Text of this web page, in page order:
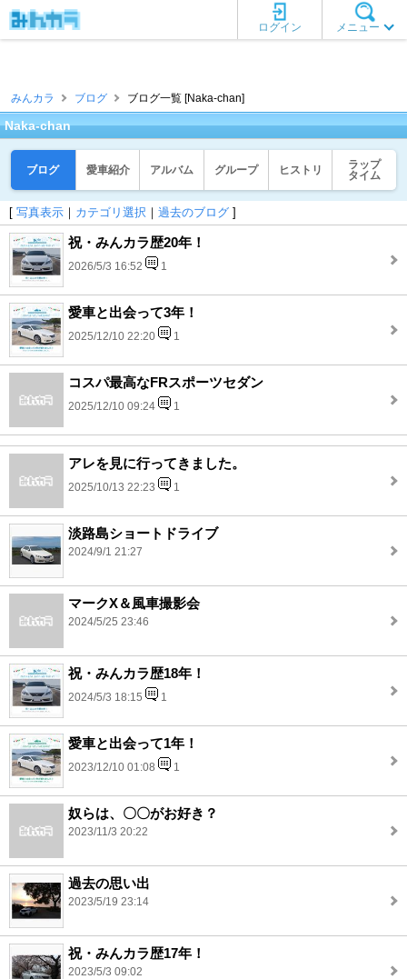
メニュー
ログイン
みんカラ ブログ ブログ一覧 [Naka-chan]
Naka-chan
ブログ 愛車紹介 アルバム グループ ヒストリ
ラップ
タイム
[ 写真表示 ｜ カテゴリ選択 ｜ 過去のブログ ]
祝・みんカラ歴20年！
2026/5/3 16:52 1
愛車と出会って3年！
2025/12/10 22:20 1
コスパ最高なFRスポーツセダン
2025/12/10 09:24 1
アレを見に行ってきました。
2025/10/13 22:23 1
淡路島ショートドライブ
2024/9/1 21:27
マークX＆風車撮影会
2024/5/25 23:46
祝・みんカラ歴18年！
2024/5/3 18:15 1
愛車と出会って1年！
2023/12/10 01:08 1
奴らは、〇〇がお好き？
2023/11/3 20:22
過去の思い出
2023/5/19 23:14
祝・みんカラ歴17年！
2023/5/3 09:02